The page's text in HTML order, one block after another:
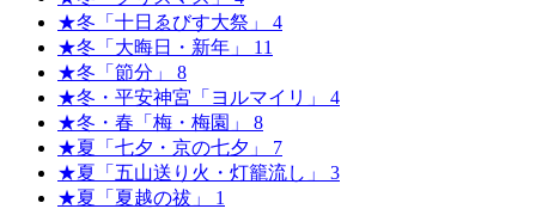
★冬「十日ゑびす大祭」 4
★冬「大晦日・新年」 11
★冬「節分」 8
★冬・平安神宮「ヨルマイリ」 4
★冬・春「梅・梅園」 8
★夏「七夕・京の七夕」 7
★夏「五山送り火・灯籠流し」 3
★夏「夏越の祓」 1